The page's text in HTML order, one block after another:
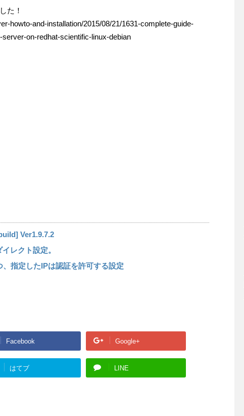
た！
howto-and-installation/2015/08/21/1631-complete-guide-
on-redhat-scientific-linux-debian
Ver1.9.7.2
レクト設定。
指定したIPは認証を許可する設定
Facebook Google+
はてブ LINE